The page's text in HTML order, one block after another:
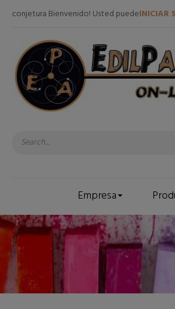
conjetura Bienvenido! Usted puedeINICIAR
Empresa